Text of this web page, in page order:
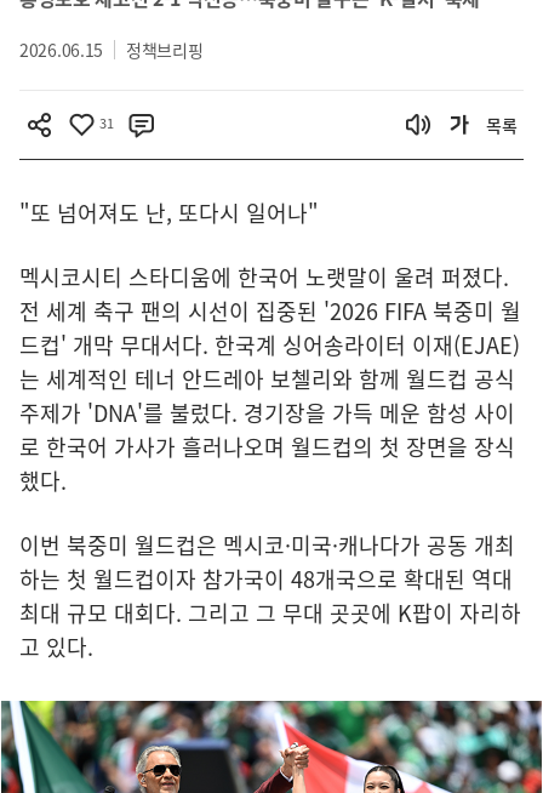
2026.06.15 정책브리핑
31 목록
"또 넘어져도 난, 또다시 일어나"
멕시코시티 스타디움에 한국어 노랫말이 울려 퍼졌다.
전 세계 축구 팬의 시선이 집중된 '2026 FIFA 북중미 월
드컵' 개막 무대서다. 한국계 싱어송라이터 이재(EJAE)
는 세계적인 테너 안드레아 보첼리와 함께 월드컵 공식
주제가 'DNA'를 불렀다. 경기장을 가득 메운 함성 사이
로 한국어 가사가 흘러나오며 월드컵의 첫 장면을 장식
했다.
이번 북중미 월드컵은 멕시코·미국·캐나다가 공동 개최
하는 첫 월드컵이자 참가국이 48개국으로 확대된 역대
최대 규모 대회다. 그리고 그 무대 곳곳에 K팝이 자리하
고 있다.